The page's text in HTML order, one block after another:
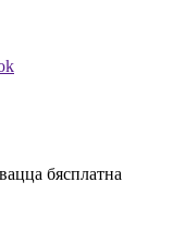
бясплатна